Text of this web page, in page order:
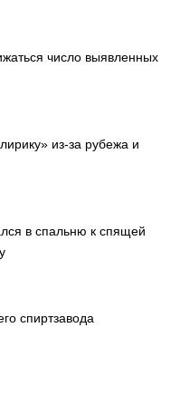
число выявленных
из-за рубежа и
в спальню к спящей
спиртзавода